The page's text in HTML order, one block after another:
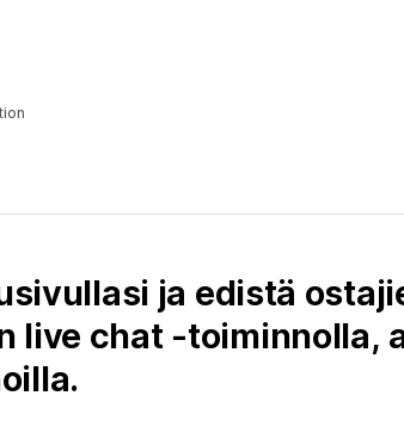
ja edistä
live chat -toiminnolla,